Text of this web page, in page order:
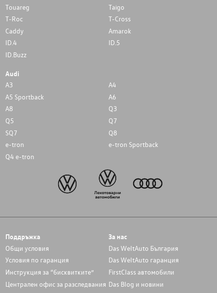
Touareg
Taigo
T-Roc
T-Cross
Caddy
Amarok
ID.4
ID.5
ID.Buzz
Audi
A3
A4
A5 Sportback
A6
A8
Q3
Q5
Q7
SQ7
Q8
e-tron
e-tron Sportback
Q4 e-tron
Поддръжка
Общи условия
Условия по гаранция
Инструкция за “бисквитките”
Централен офис за разследвания
За нас
Das WeltAuto България
Das WeltAuto гаранция
FirstClass автомобили
Das Blog и новини